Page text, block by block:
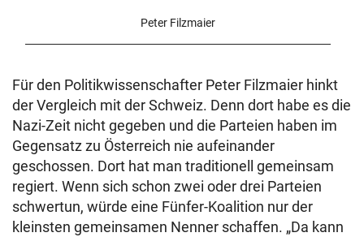
Peter Filzmaier
Für den Politikwissenschafter Peter Filzmaier hinkt
der Vergleich mit der Schweiz. Denn dort habe es die
Nazi-Zeit nicht gegeben und die Parteien haben im
Gegensatz zu Österreich nie aufeinander
geschossen. Dort hat man traditionell gemeinsam
regiert. Wenn sich schon zwei oder drei Parteien
schwertun, würde eine Fünfer-Koalition nur der
kleinsten gemeinsamen Nenner schaffen. „Da kann